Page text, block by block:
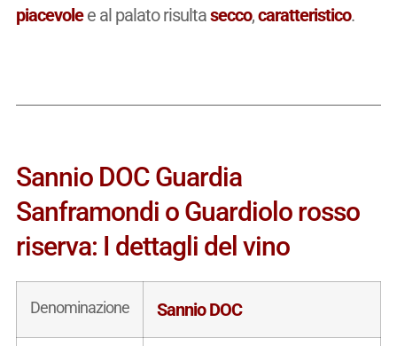
piacevolee al palato risultasecco,caratteristico.
Sannio DOC Guardia
Sanframondi o Guardiolo rosso
riserva: I dettagli del vino
Denominazione Sannio DOC